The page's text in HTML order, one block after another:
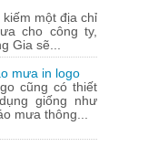
một địa chỉ
cho công ty,
Gia sẽ...
mưa in logo
cũng có thiết
giống như
mưa thông...